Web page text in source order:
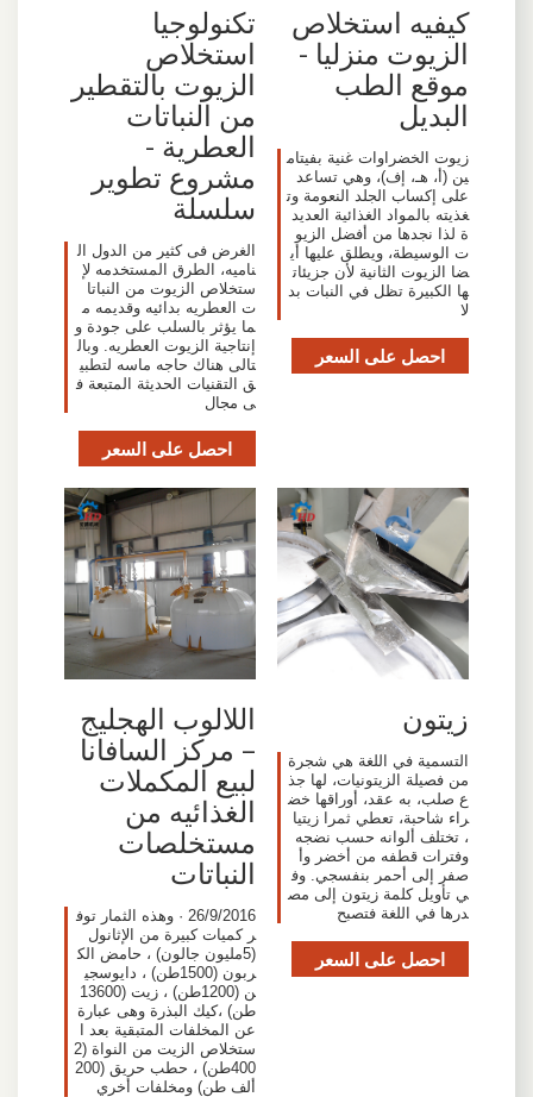
كيفيه استخلاص
الزيوت منزليا -
موقع الطب
البديل
زيوت الخضراوات غنية بفيتام
ين (أ، هـ، إف)، وهي تساعد
على إكساب الجلد النعومة وت
غذيته بالمواد الغذائية العديد
ة لذا نجدها من أفضل الزيو
ت الوسيطة، ويطلق عليها أي
ضا الزيوت الثانية لأن جزيئات
ها الكبيرة تظل في النبات بد
لا
احصل على السعر
تكنولوجيا
استخلاص
الزيوت بالتقطير
من النباتات
العطرية -
مشروع تطوير
سلسلة
الغرض فى كثير من الدول ال
ناميه، الطرق المستخدمه لإ
ستخلاص الزيوت من النباتا
ت العطريه بدائيه وقديمه م
ما يؤثر بالسلب على جودة و
إنتاجية الزيوت العطريه. وبال
تالى هناك حاجه ماسه لتطبي
ق التقنيات الحديثة المتبعة ف
ى مجال
احصل على السعر
زيتون
التسمية في اللغة هي شجرة
من فصيلة الزيتونيات، لها جذ
ع صلب، به عقد، أوراقها خض
راء شاحبة، تعطي ثمرا زيتيا
، تختلف ألوانه حسب نضجه
وفترات قطفه من أخضر وأ
صفر إلى أحمر بنفسجي. وف
ي تأويل كلمة زيتون إلى مص
درها في اللغة فتصبح
احصل على السعر
اللالوب الهجليج
– مركز السافانا
لبيع المكملات
الغذائيه من
مستخلصات
النباتات
26/9/2016 · وهذه الثمار توف
ر كميات كبيرة من الإثانول
(5مليون جالون) ، حامض الك
ربون (1500طن) ، دايوسجي
ن (1200طن) ، زيت (13600
طن) ،كيك البذرة وهى عبارة
عن المخلفات المتبقية بعد ا
ستخلاص الزيت من النواة (2
400طن) ، حطب حريق (200
ألف طن) ومخلفات أخري